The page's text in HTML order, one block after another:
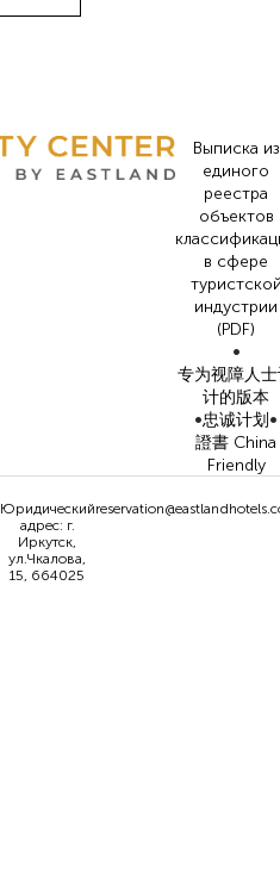
Выписка из
единого
реестра
объектов
в сфере
индустрии
(PDF)
•
专为视障人
计的版本
•忠诚计划 •
證書 China
Friendly
Юридический
адрес: г.
Иркутск,
ул.Чкалова,
15, 664025